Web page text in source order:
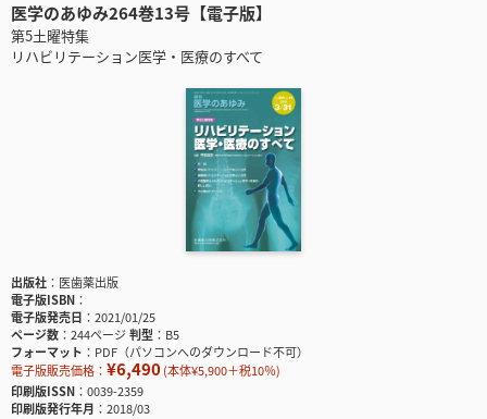
医学のあゆみ264巻13号【電子版】
第5土曜特集
リハビリテーション医学・医療のすべて
出版社
医歯薬出版
電子版ISBN
電子版発売日
2021/01/25
ページ数
244ページ判型
B5
フォーマット
PDF（パソコンへのダウンロード不可）
電子版販売価格： ¥6,490(本体¥5,900＋税10％)
印刷版ISSN
0039-2359
印刷版発行年月
2018/03